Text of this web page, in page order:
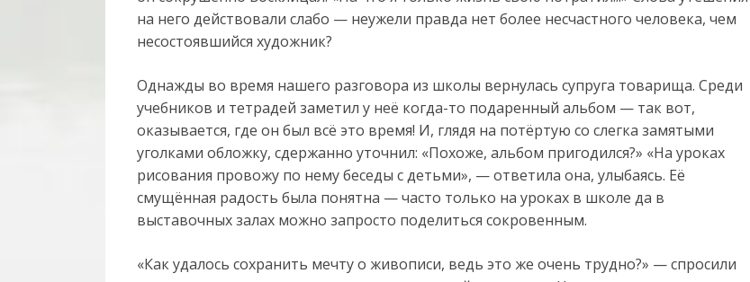
на него действовали слабо — неужели правда нет более несчастного человека, чем
несостоявшийся художник?
Однажды во время нашего разговора из школы вернулась супруга товарища. Среди
учебников и тетрадей заметил у неё когда-то подаренный альбом — так вот,
оказывается, где он был всё это время! И, глядя на потёртую со слегка замятыми
уголками обложку, сдержанно уточнил: «Похоже, альбом пригодился?» «На уроках
рисования провожу по нему беседы с детьми», — ответила она, улыбаясь. Её
смущённая радость была понятна — часто только на уроках в школе да в
выставочных залах можно запросто поделиться сокровенным.
«Как удалось сохранить мечту о живописи, ведь это же очень трудно?» — спросили